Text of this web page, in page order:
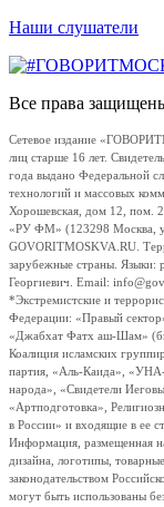
Наши слушатели
Все права
Сетевое издание
лиц старше 16 лет.
года выдано Федеральной
технологий и массовых
Хорошевская, дом 12, пом.
«РУ ФМ» (123298 Москва,
GOVORITMOSKVA.RU.
зарубежные страны. Языки:
Георгиевич. Email:
*Экстремистские и
Федерации: «Правый
«Джабхат Фатх аш-Шам»
Коалиция исламских
партия, «Аль-Каида»,
народа», «Свидетели
«Артподготовка»,
в России» и входящие в ее
Информация, размещенная
дизайна, логотипы,
законодательством
могут быть использованы